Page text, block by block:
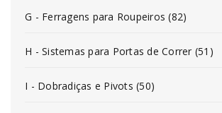
G - Ferragens para Roupeiros (82)
H - Sistemas para Portas de Correr (51)
I - Dobradiças e Pivots (50)